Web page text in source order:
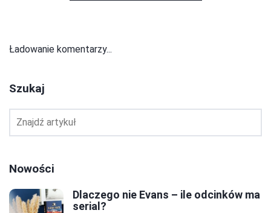
Ładowanie komentarzy...
Szukaj
Nowości
Dlaczego nie Evans – ile odcinków ma
serial?